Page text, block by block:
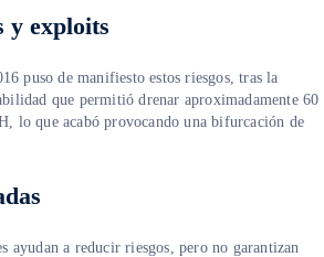
y exploits
puso de manifiesto estos riesgos, tras la
que permitió drenar aproximadamente 60
lo que acabó provocando una bifurcación de
ayudan a reducir riesgos, pero no garantizan